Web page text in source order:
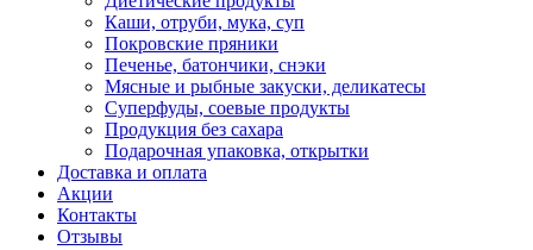
Каши, отруби, мука, суп
Покровские пряники
Печенье, батончики, снэки
Мясные и рыбные закуски, деликатесы
Суперфуды, соевые продукты
Продукция без сахара
Подарочная упаковка, открытки
Доставка и оплата
Акции
Контакты
Отзывы